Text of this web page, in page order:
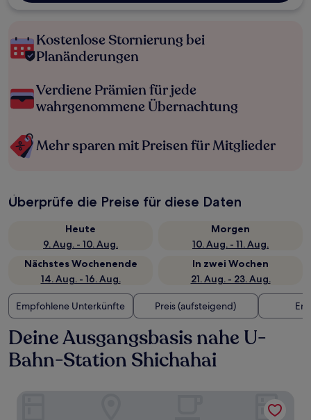
Kostenlose Stornierung bei
Planänderungen
Verdiene Prämien für jede
wahrgenommene Übernachtung
Mehr sparen mit Preisen für Mitglieder
Überprüfe die Preise für diese Daten
Heute
9. Aug. - 10. Aug.
Morgen
10. Aug. - 11. Aug.
Nächstes Wochenende
14. Aug. - 16. Aug.
In zwei Wochen
21. Aug. - 23. Aug.
Empfohlene Unterkünfte Preis (aufsteigend)
Deine Ausgangsbasis nahe U-
Bahn-Station Shichahai
Beijing Aaliyah Wang Fu Jing Forbodden City Boutique